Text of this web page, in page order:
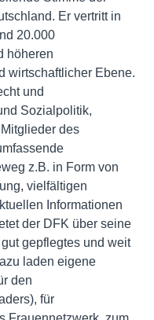
Er vertritt in
20.000
höheren
wirtschaftlicher Ebene.
und
Sozialpolitik,
des
z.B. in Form von
vielfältigen
Informationen
der DFK über seine
gepflegtes und weit
laden eigene
den
für